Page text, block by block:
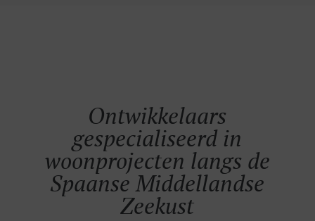
Ontwikkelaars
gespecialiseerd in
woonprojecten langs de
Spaanse Middellandse
Zeekust